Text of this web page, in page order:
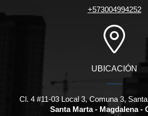
+573004994252
UBICACIÓN
Cl. 4 #11-03 Local 3, Comuna 3,
Santa Marta - Magdalena -